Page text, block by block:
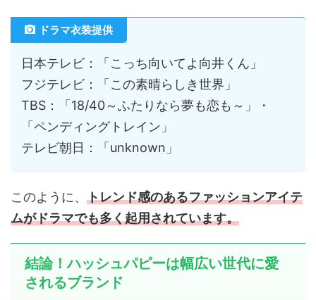
ドラマ衣装提供
日本テレビ：「こっち向いてよ向井くん」
フジテレビ：「この素晴らしき世界」
TBS：「18/40～ふたりなら夢も恋も～」・
「ペンディングトレイン」
テレビ朝日：「unknown」
このように、 トレンド感のあるファッションアイテ
ムがドラマでも多く起用されています。
結論！ハッシュパピーは幅広い世代に愛
されるブランド